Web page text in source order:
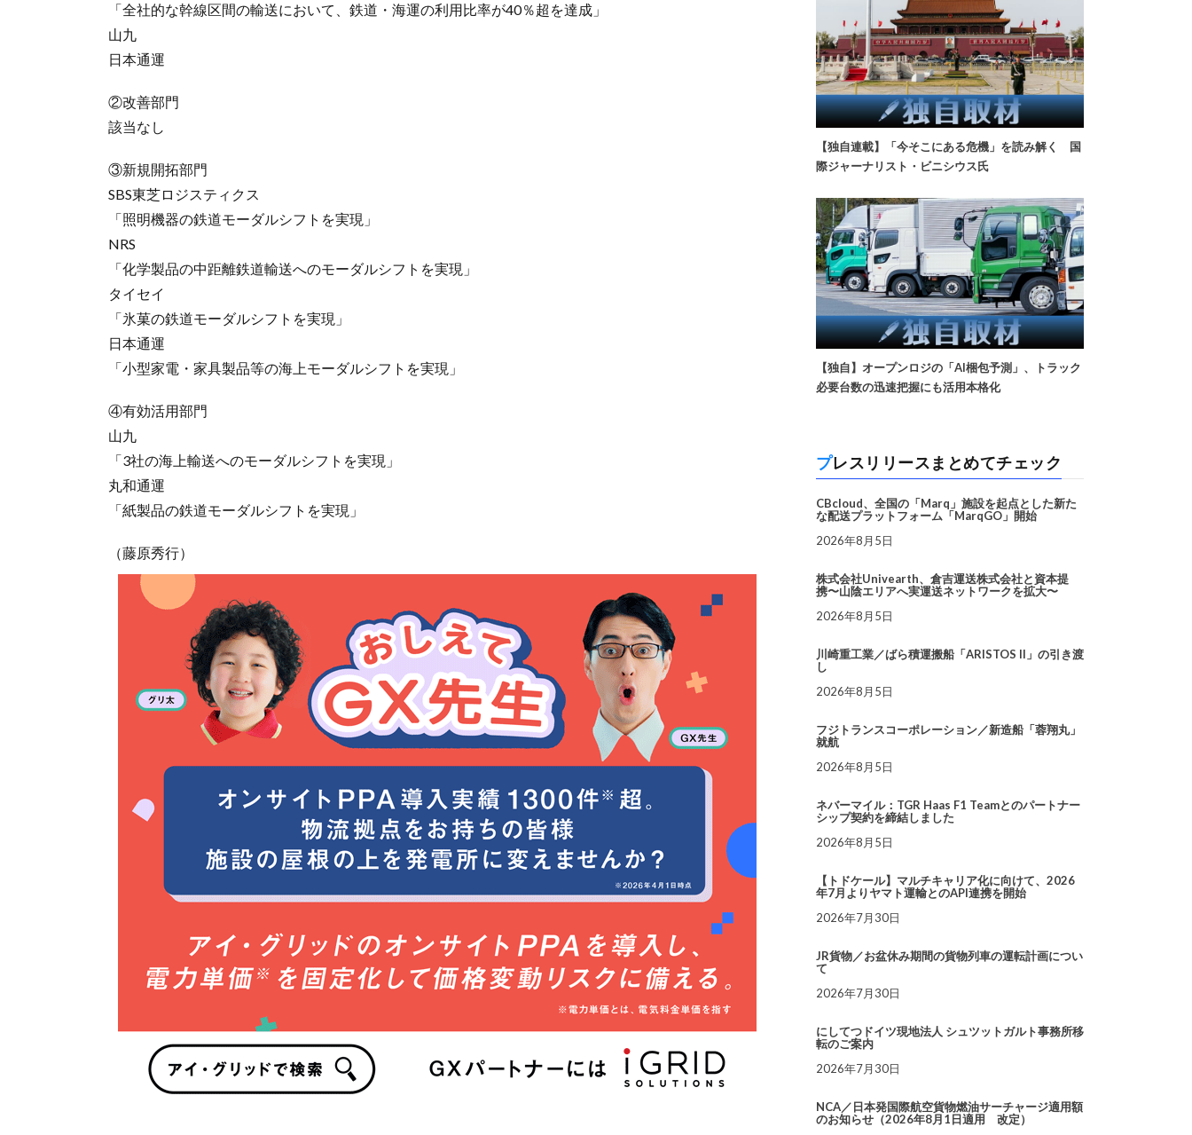
「全社的な幹線区間の輸送において、鉄道・海運の利用比率が40％超を達成」
山九
日本通運
②改善部門
該当なし
③新規開拓部門
SBS東芝ロジスティクス
「照明機器の鉄道モーダルシフトを実現」
NRS
「化学製品の中距離鉄道輸送へのモーダルシフトを実現」
タイセイ
「氷菓の鉄道モーダルシフトを実現」
日本通運
「小型家電・家具製品等の海上モーダルシフトを実現」
④有効活用部門
山九
「3社の海上輸送へのモーダルシフトを実現」
丸和通運
「紙製品の鉄道モーダルシフトを実現」
（藤原秀行）
【独自連載】「今そこにある危機」を読み解く 国
際ジャーナリスト・ビニシウス氏
【独自】オープンロジの「AI梱包予測」、トラック
必要台数の迅速把握にも活用本格化
プレスリリースまとめてチェック
CBcloud、全国の「Marq」施設を起点とした新た
な配送プラットフォーム「MarqGO」開始
2026年8月5日
株式会社Univearth、倉吉運送株式会社と資本提
携〜山陰エリアへ実運送ネットワークを拡大〜
2026年8月5日
川崎重工業／ばら積運搬船「ARISTOS II」の引き渡
し
2026年8月5日
フジトランスコーポレーション／新造船「蓉翔丸」
就航
2026年8月5日
ネバーマイル：TGR Haas F1 Teamとのパートナー
シップ契約を締結しました
2026年8月5日
【トドケール】マルチキャリア化に向けて、2026
年7月よりヤマト運輸とのAPI連携を開始
2026年7月30日
JR貨物／お盆休み期間の貨物列車の運転計画につい
て
2026年7月30日
にしてつドイツ現地法人 シュツットガルト事務所移
転のご案内
2026年7月30日
NCA／日本発国際航空貨物燃油サーチャージ適用額
のお知らせ（2026年8月1日適用 改定）